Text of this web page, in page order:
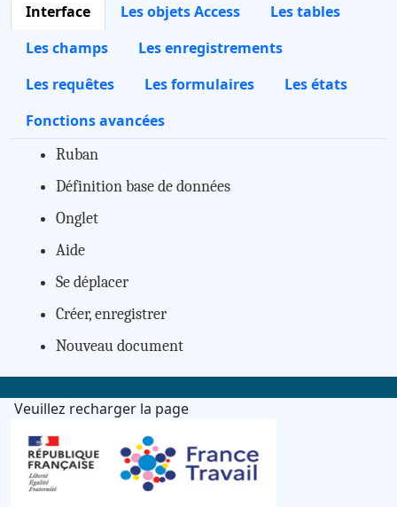
Interface Les objets Access
Les tables
Les champs
Les enregistrements
Les requêtes
Les formulaires
Les états
Fonctions avancées
Ruban
Définition base de données
Onglet
Aide
Se déplacer
Créer, enregistrer
Nouveau document
Veuillez recharger la page